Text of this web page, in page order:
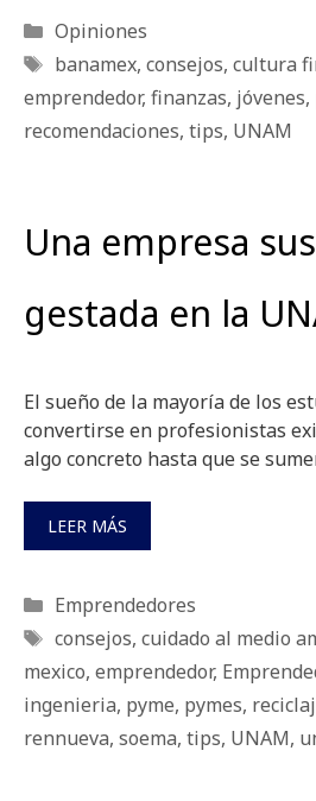
Categorías
Opiniones
Etiquetas
banamex, consejos, cultura
emprendedor, finanzas, jóvenes,
recomendaciones, tips, UNAM
Una empresa
gestada en la
El sueño de la mayoría de los
convertirse en profesionistas
algo concreto hasta que se
LEER MÁS
Categorías
Emprendedores
Etiquetas
consejos, cuidado al medio
mexico, emprendedor,
ingenieria, pyme, pymes,
rennueva, soema, tips, UNAM,